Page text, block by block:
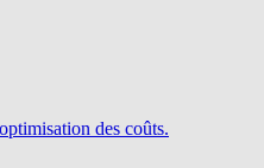
des coûts.